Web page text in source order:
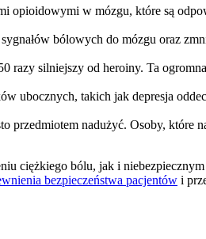
opioidowymi w mózgu, które są
bólowych do mózgu oraz
razy silniejszy od heroiny. Ta
ubocznych, takich jak depresja
przedmiotem nadużyć. Osoby,
ciężkiego bólu, jak i
bezpieczeństwa pacjentów i